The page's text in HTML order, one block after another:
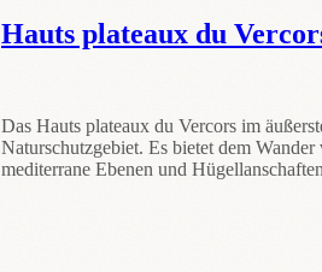
Hauts plateaux du
Das Hauts plateaux du Vercors im
Naturschutzgebiet. Es bietet dem
mediterrane Ebenen und